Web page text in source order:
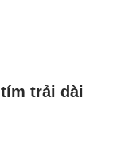
trải dài